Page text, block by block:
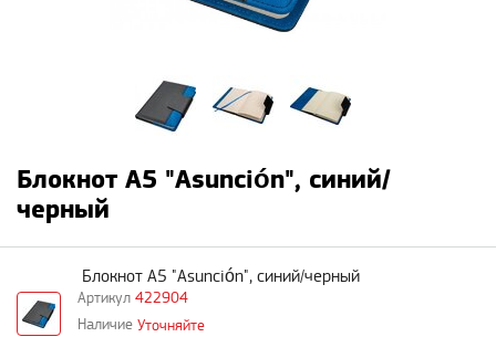
Блокнот А5 "Asunción", синий/
черный
422904
Блокнот А5 "Asunción", синий/черный
Уточняйте